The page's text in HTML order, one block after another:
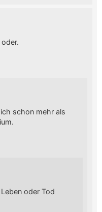
schon mehr als
oder Tod